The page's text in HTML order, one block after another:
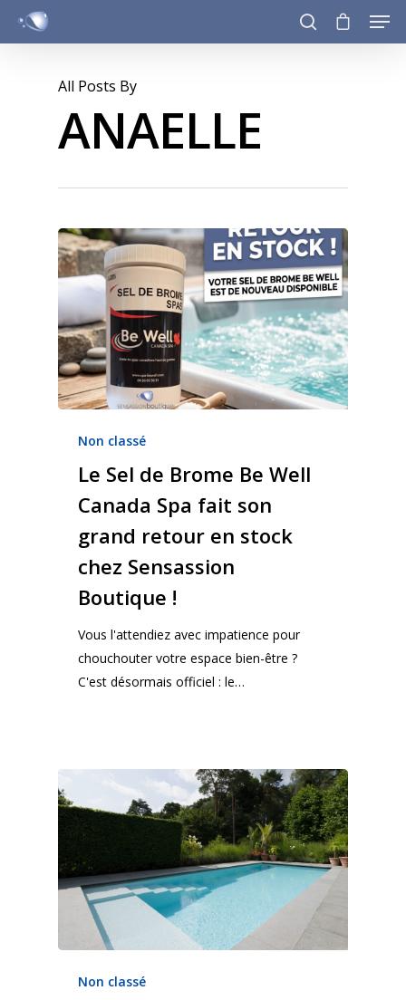
Hit enter to search or ESC to close
All Posts By
ANAELLE
Non classé
Le Sel de Brome Be Well
Canada Spa fait son
grand retour en stock
chez Sensassion
Boutique !
Vous l'attendiez avec impatience pour
chouchouter votre espace bien-être ?
C'est désormais officiel : le…
Non classé